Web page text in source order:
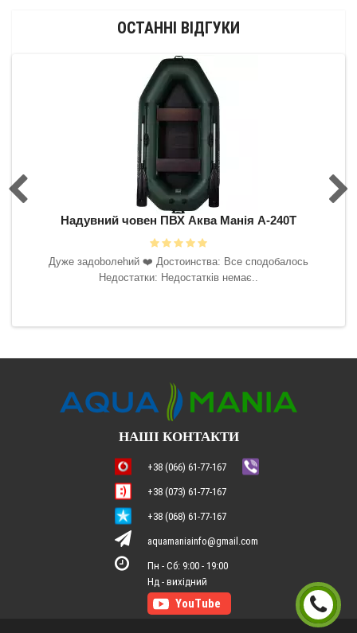
ОСТАННІ ВІДГУКИ
Надувний човен ПВХ Аква Манія А-240Т
Дyжe зaдoboлehий ❤️‍ Достоинства: Все сподобалось
Недостатки: Недостатків немає..
НАШІ КОНТАКТИ
+38 (066) 61-77-167
+38 (073) 61-77-167
+38 (068) 61-77-167
aquamaniainfo@gmail.com
Пн - Сб: 9:00 - 19:00